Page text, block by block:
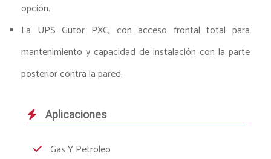
opción.
La UPS Gutor PXC, con acceso frontal total para
mantenimiento y capacidad de instalación con la parte
posterior contra la pared.
Aplicaciones
Gas Y Petroleo